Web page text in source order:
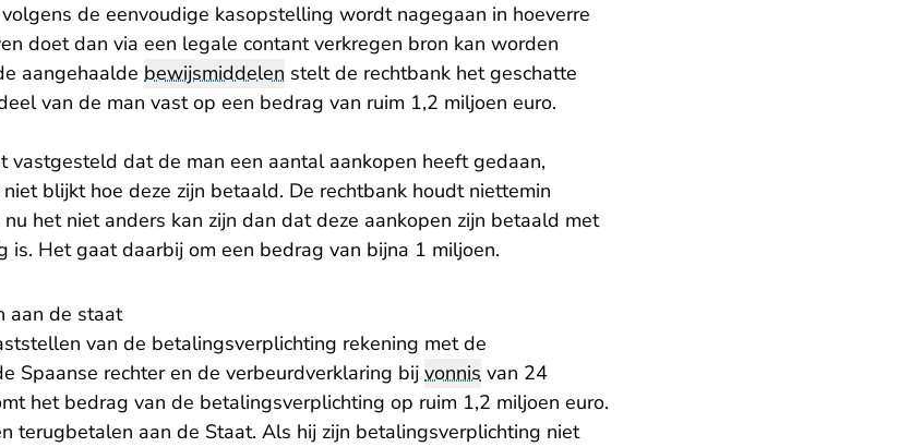
de eenvoudige kasopstelling wordt nagegaan in hoeverre
doet dan via een legale contant verkregen bron kan worden
aangehaalde bewijsmiddelen stelt de rechtbank het geschatte
van de man vast op een bedrag van ruim 1,2 miljoen euro.
vastgesteld dat de man een aantal aankopen heeft gedaan,
blijkt hoe deze zijn betaald. De rechtbank houdt niettemin
het niet anders kan zijn dan dat deze aankopen zijn betaald met
is. Het gaat daarbij om een bedrag van bijna 1 miljoen.
aan de staat
van de betalingsverplichting rekening met de
Spaanse rechter en de verbeurdverklaring bij vonnis van 24
het bedrag van de betalingsverplichting op ruim 1,2 miljoen euro.
terugbetalen aan de Staat. Als hij zijn betalingsverplichting niet